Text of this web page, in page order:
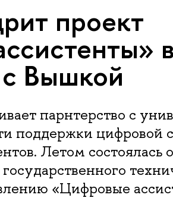
проект
в
с Вышкой
парнтерство с
поддержки цифровой
Летом состоялась
«Цифровые